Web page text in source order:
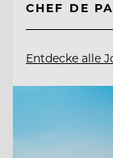
CHEF DE
Entdecke alle